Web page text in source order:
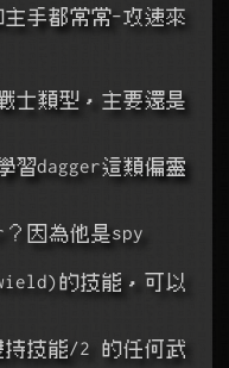
手都常常-攻速來
？因為他是spy